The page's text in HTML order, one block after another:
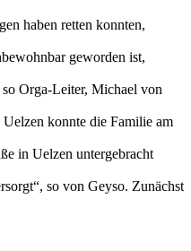
haben retten konnten,
geworden ist,
Orga-Leiter, Michael von
konnte die Familie am
in Uelzen untergebracht
so von Geyso. Zunächst